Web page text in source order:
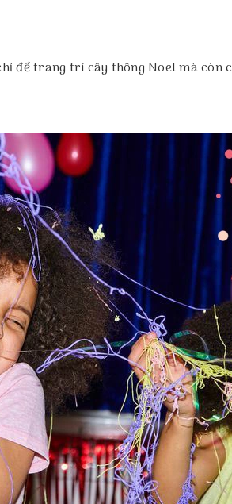
để trang trí cây thông Noel mà còn